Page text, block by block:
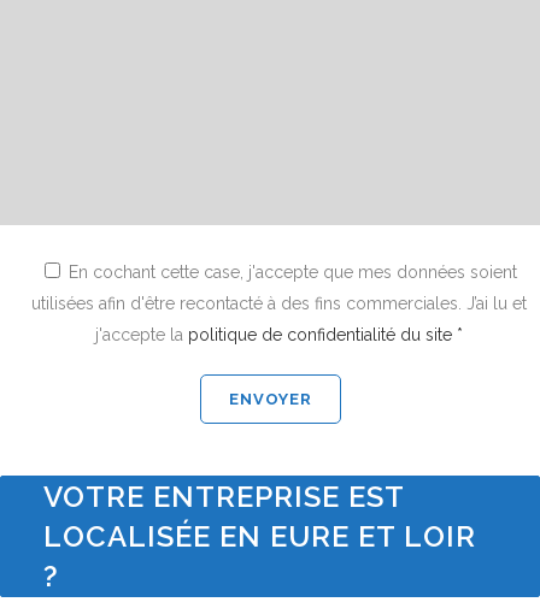
En cochant cette case, j'accepte que mes données soient
utilisées afin d'être recontacté à des fins commerciales. J’ai lu et
j'accepte la politique de confidentialité du site *
VOTRE ENTREPRISE EST
LOCALISÉE EN EURE ET LOIR
?